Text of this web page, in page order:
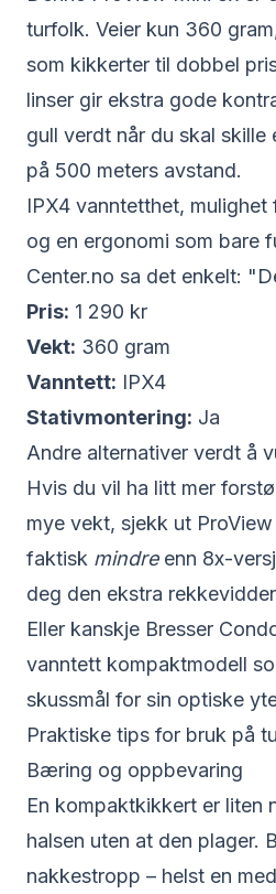
turfolk. Veier kun 360
som kikkerter til dobbel
linser gir ekstra gode
gull verdt når du skal skille
på 500 meters avstand.
IPX4 vanntetthet,
og en ergonomi som bare
Center.no sa det enkelt:
Pris: 1 290 kr
Vekt: 360 gram
Vanntett: IPX4
Stativmontering: Ja
Andre alternativer verdt å
Hvis du vil ha litt mer
mye vekt, sjekk ut
faktisk mindreenn 8x-
deg den ekstra
Eller kanskje Bresser
vanntett kompaktmodell
skussmål for sin optiske
Praktiske tips for bruk på
Bæring og oppbevaring
En kompaktkikkert er liten
halsen uten at den plager.
nakkestropp – helst en